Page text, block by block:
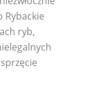
ryb,